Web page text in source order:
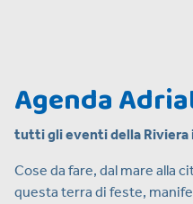
Agenda
tutti gli eventi della Riviera
Cose da fare, dal mare alla
questa terra di feste,